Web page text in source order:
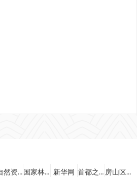
自然资源部 国家林业和草原局 新华网 首都之窗 房山区人民政府